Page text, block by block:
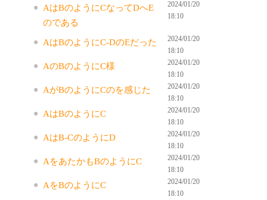
AはBのようにCなってDへE
のである
2024/01/20
18:10
AはBのようにC-DのEだった
2024/01/20
18:10
AのBのようにC様
2024/01/20
18:10
AがBのようにCのを感じた
2024/01/20
18:10
AはBのようにC
2024/01/20
18:10
AはB-CのようにD
2024/01/20
18:10
AをあたかもBのようにC
2024/01/20
18:10
AをBのようにC
2024/01/20
18:10